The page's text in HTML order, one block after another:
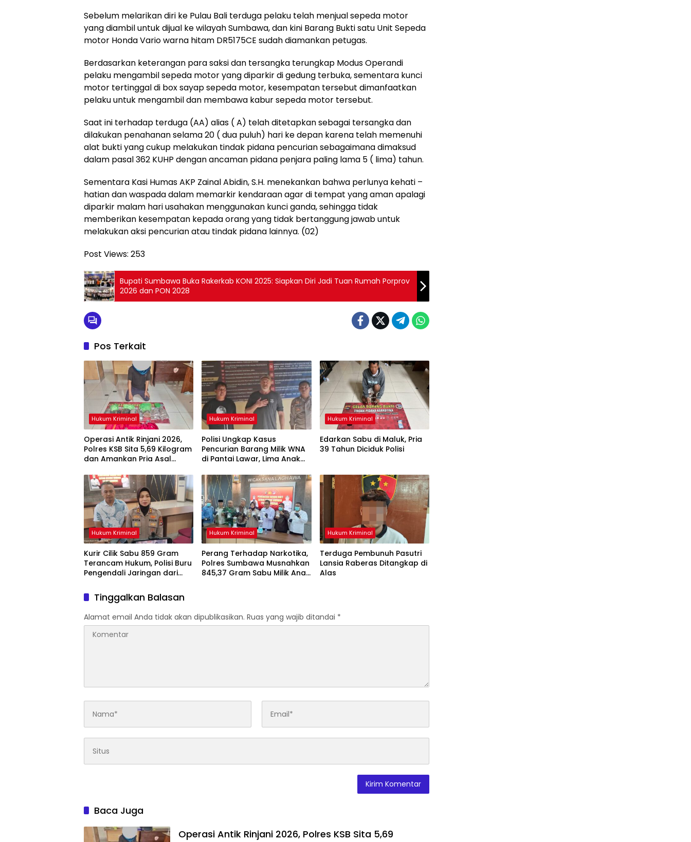
Sebelum melarikan diri ke Pulau Bali terduga pelaku telah menjual sepeda motor
yang diambil untuk dijual ke wilayah Sumbawa, dan kini Barang Bukti satu Unit Sepeda
motor Honda Vario warna hitam DR5175CE sudah diamankan petugas.
Berdasarkan keterangan para saksi dan tersangka terungkap Modus Operandi
pelaku mengambil sepeda motor yang diparkir di gedung terbuka, sementara kunci
motor tertinggal di box sayap sepeda motor, kesempatan tersebut dimanfaatkan
pelaku untuk mengambil dan membawa kabur sepeda motor tersebut.
Saat ini terhadap terduga (AA) alias ( A) telah ditetapkan sebagai tersangka dan
dilakukan penahanan selama 20 ( dua puluh) hari ke depan karena telah memenuhi
alat bukti yang cukup melakukan tindak pidana pencurian sebagaimana dimaksud
dalam pasal 362 KUHP dengan ancaman pidana penjara paling lama 5 ( lima) tahun.
Sementara Kasi Humas AKP Zainal Abidin, S.H. menekankan bahwa perlunya kehati –
hatian dan waspada dalam memarkir kendaraan agar di tempat yang aman apalagi
diparkir malam hari usahakan menggunakan kunci ganda, sehingga tidak
memberikan kesempatan kepada orang yang tidak bertanggung jawab untuk
melakukan aksi pencurian atau tindak pidana lainnya. (02)
Post Views: 253
Bupati Sumbawa Buka Rakerkab KONI 2025: Siapkan Diri Jadi Tuan Rumah Porprov
2026 dan PON 2028
Pos Terkait
Hukum Kriminal
Operasi Antik Rinjani 2026,
Polres KSB Sita 5,69 Kilogram
dan Amankan Pria Asal
Hukum Kriminal
Polisi Ungkap Kasus
Pencurian Barang Milik WNA
di Pantai Lawar, Lima Anak
Hukum Kriminal
Edarkan Sabu di Maluk, Pria
39 Tahun Diciduk Polisi
Hukum Kriminal
Kurir Cilik Sabu 859 Gram
Terancam Hukum, Polisi Buru
Pengendali Jaringan dari
Hukum Kriminal
Perang Terhadap Narkotika,
Polres Sumbawa Musnahkan
845,37 Gram Sabu Milik Anak
Hukum Kriminal
Terduga Pembunuh Pasutri
Lansia Raberas Ditangkap di
Alas
Tinggalkan Balasan
Alamat email Anda tidak akan dipublikasikan. Ruas yang wajib ditandai *
Baca Juga
Operasi Antik Rinjani 2026, Polres KSB Sita 5,69